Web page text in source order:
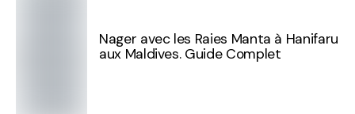
Nager avec les Raies Manta à Hanifaru
aux Maldives. Guide Complet